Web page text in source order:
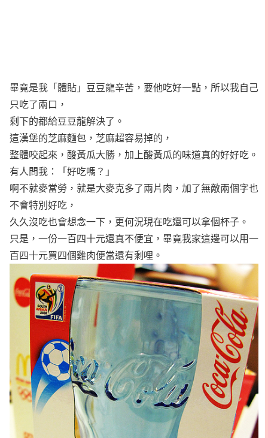
畢竟是我「體貼」豆豆龍辛苦，要他吃好一點，所以我自己
只吃了兩口，
剩下的都給豆豆龍解決了。
這漢堡的芝麻麵包，芝麻超容易掉的，
整體咬起來，酸黃瓜大勝，加上酸黃瓜的味道真的好好吃。
有人問我：「好吃嗎？」
啊不就麥當勞，就是大麥克多了兩片肉，加了無敵兩個字也
不會特別好吃，
久久沒吃也會想念一下，更何況現在吃還可以拿個杯子。
只是，一份一百四十元還真不便宜，畢竟我家這邊可以用一
百四十元買四個雞肉便當還有剩哩。